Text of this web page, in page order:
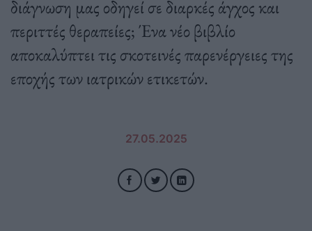
διάγνωση μας οδηγεί σε διαρκές άγχος και
περιττές θεραπείες; Ένα νέο βιβλίο
αποκαλύπτει τις σκοτεινές παρενέργειες της
εποχής των ιατρικών ετικετών.
27.05.2025